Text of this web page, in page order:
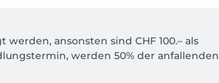
ansonsten sind CHF 100.– als
werden 50% der anfallenden